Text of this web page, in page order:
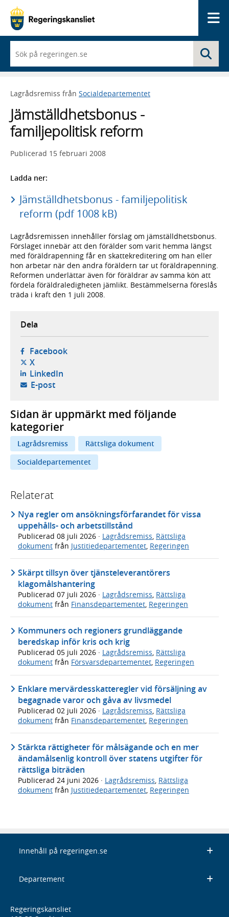
du
börjar
skriva
framträder
lista
med
sökförslag
Lagrådsremiss från Socialdepartementet
Jämställdhetsbonus -
familjepolitisk reform
Publicerad 15 februari 2008
Ladda ner:
Jämställdhetsbonus - familjepolitisk
reform (pdf 1008 kB)
Lagrådsremissen innehåller förslag om jämställdhetsbonus.
Förslaget innebär att den förälder som varit hemma längst
med föräldrapenning får en skattekreditering om han eller
hon arbetar när den andra föräldern tar ut föräldrapenning.
Reformen underlättar även för föräldrar av samma kön att
fördela föräldraledigheten jämlikt. Bestämmelserna föreslås
träda i kraft den 1 juli 2008.
Dela
Facebook- öppnas i ny flik, extern webbplats,
X- öppnas i ny flik, extern webbplats,
LinkedIn- öppnas i ny flik, extern webbplats,
E-post- öppnar din e-postklient,
Sidan är uppmärkt med följande
kategorier
Lagrådsremiss
Rättsliga dokument
Socialdepartementet
Relaterat
Nya regler om ansökningsförfarandet för vissa
uppehålls- och arbetstillstånd
Publicerad 08 juli 2026 · Lagrådsremiss, Rättsliga
dokument från Justitiedepartementet, Regeringen
Skärpt tillsyn över tjänsteleverantörers
klagomålshantering
Publicerad 07 juli 2026 · Lagrådsremiss, Rättsliga
dokument från Finansdepartementet, Regeringen
Kommuners och regioners grundläggande
beredskap inför kris och krig
Publicerad 05 juli 2026 · Lagrådsremiss, Rättsliga
dokument från Försvarsdepartementet, Regeringen
Enklare mervärdesskatteregler vid försäljning av
begagnade varor och gåva av livsmedel
Publicerad 02 juli 2026 · Lagrådsremiss, Rättsliga
dokument från Finansdepartementet, Regeringen
Stärkta rättigheter för målsägande och en mer
ändamålsenlig kontroll över statens utgifter för
rättsliga biträden
Publicerad 24 juni 2026 · Lagrådsremiss Rättsliga
dokument från Justitiedepartementet Regeringen
Innehåll på regeringen.se
Departement
Regeringskansliet